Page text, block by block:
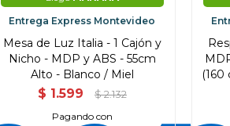
Entrega Express Montevideo
Mesa de Luz Italia - 1 Cajón y
Nicho - MDP y ABS - 55cm
Alto - Blanco / Miel
$ 1.599 $ 2.132
Pagando con